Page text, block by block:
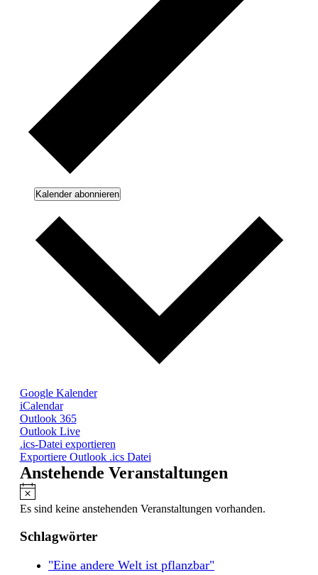
Kalender abonnieren
Google Kalender
iCalendar
Outlook 365
Outlook Live
.ics-Datei exportieren
Exportiere Outlook .ics Datei
Anstehende Veranstaltungen
Hinweis
Es sind keine anstehenden Veranstaltungen vorhanden.
Schlagwörter
"Eine andere Welt ist pflanzbar"